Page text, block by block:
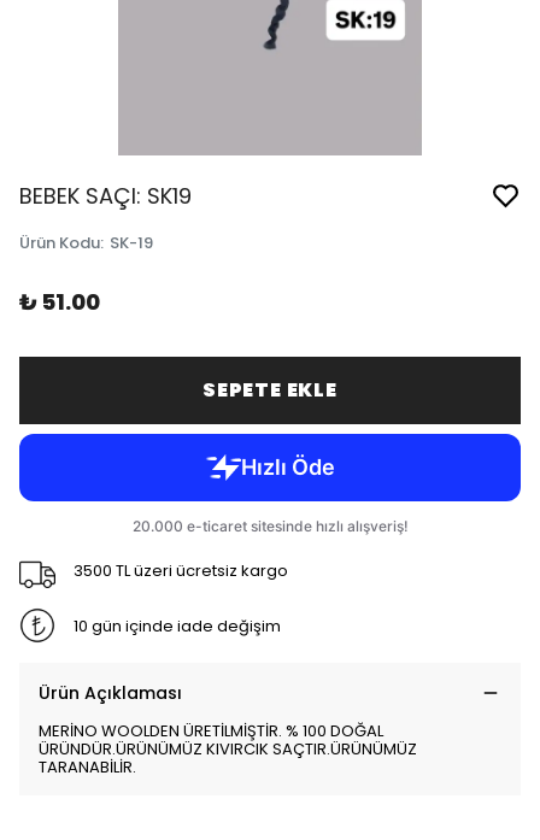
BEBEK SAÇI: SK19
Ürün Kodu: SK-19
₺ 51.00
SEPETE EKLE
3500 TL üzeri ücretsiz kargo
10 gün içinde iade değişim
Ürün Açıklaması
MERİNO WOOLDEN ÜRETİLMİŞTİR. % 100 DOĞAL
ÜRÜNDÜR.ÜRÜNÜMÜZ KIVIRCIK SAÇTIR.ÜRÜNÜMÜZ
TARANABİLİR.